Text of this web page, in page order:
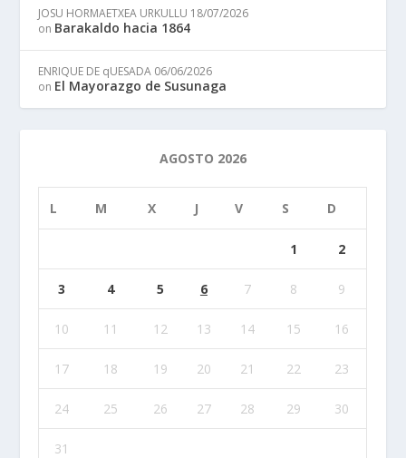
JOSU HORMAETXEA URKULLU 18/07/2026
on Barakaldo hacia 1864
ENRIQUE DE qUESADA 06/06/2026
on El Mayorazgo de Susunaga
AGOSTO 2026
L M X J V S D
1 2
3 4 5 6 7 8 9
10 11 12 13 14 15 16
17 18 19 20 21 22 23
24 25 26 27 28 29 30
31